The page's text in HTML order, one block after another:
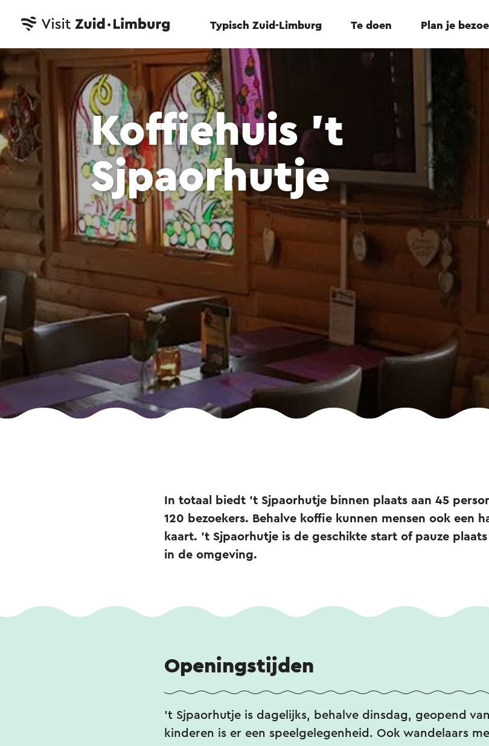
Typisch Zuid-Limburg Te doen Plan je
Koffiehuis 't
Sjpaorhutje
In totaal biedt 't Sjpaorhutje binnen plaats aan 45
120 bezoekers. Behalve koffie kunnen mensen ook een
kaart. 't Sjpaorhutje is de geschikte start of pauze
in de omgeving.
Openingstijden
't Sjpaorhutje is dagelijks, behalve dinsdag, geopend
kinderen is er een speelgelegenheid. Ook wandelaars